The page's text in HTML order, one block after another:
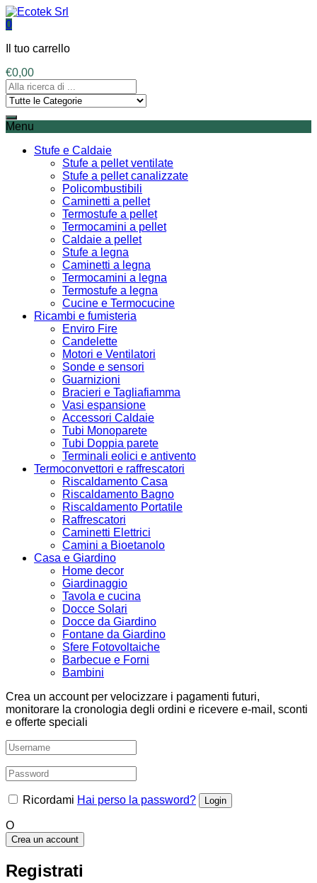
0
Il tuo carrello
€0,00
Menu
Stufe e Caldaie
Stufe a pellet ventilate
Stufe a pellet canalizzate
Policombustibili
Caminetti a pellet
Termostufe a pellet
Termocamini a pellet
Caldaie a pellet
Stufe a legna
Caminetti a legna
Termocamini a legna
Termostufe a legna
Cucine e Termocucine
Ricambi e fumisteria
Enviro Fire
Candelette
Motori e Ventilatori
Sonde e sensori
Guarnizioni
Bracieri e Tagliafiamma
Vasi espansione
Accessori Caldaie
Tubi Monoparete
Tubi Doppia parete
Terminali eolici e antivento
Termoconvettori e raffrescatori
Riscaldamento Casa
Riscaldamento Bagno
Riscaldamento Portatile
Raffrescatori
Caminetti Elettrici
Camini a Bioetanolo
Casa e Giardino
Home decor
Giardinaggio
Tavola e cucina
Docce Solari
Docce da Giardino
Fontane da Giardino
Sfere Fotovoltaiche
Barbecue e Forni
Bambini
Crea un account per velocizzare i pagamenti futuri,
monitorare la cronologia degli ordini e ricevere e-mail, sconti
e offerte speciali
Ricordami Hai perso la password?
O
Crea un account
Registrati